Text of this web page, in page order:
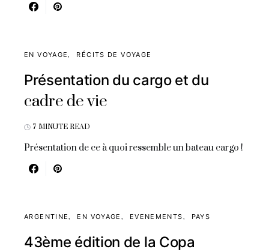
EN VOYAGE RÉCITS DE VOYAGE
Présentation du cargo et du
cadre de vie
7 MINUTE READ
Présentation de ce à quoi ressemble un bateau cargo !
ARGENTINE EN VOYAGE EVENEMENTS PAYS
43ème édition de la Copa